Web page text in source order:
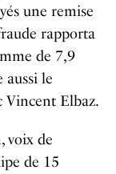
une remise
rapporta
de 7,9
aussi le
Vincent Elbaz.
voix de
de 15